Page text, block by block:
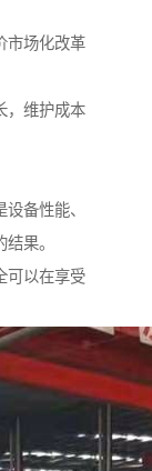
市场化改革
，维护成本
备性能、
果。
可以在享受